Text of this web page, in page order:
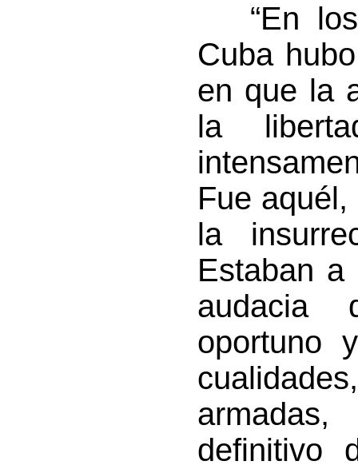
“En los
Cuba
en que la
la
Fue
la
Estaban
audacia
oportuno
definitivo